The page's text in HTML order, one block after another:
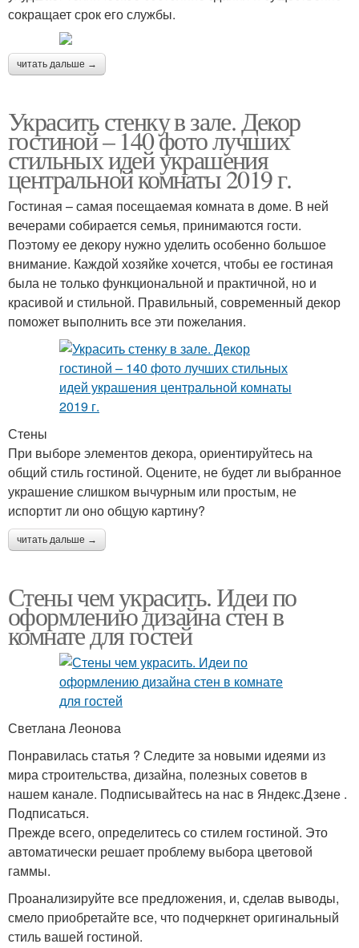
сокращает срок его службы.
читать дальше →
Украсить стенку в зале. Декор
гостиной – 140 фото лучших
стильных идей украшения
центральной комнаты 2019 г.
Гостиная – самая посещаемая комната в доме. В ней
вечерами собирается семья, принимаются гости.
Поэтому ее декору нужно уделить особенно большое
внимание. Каждой хозяйке хочется, чтобы ее гостиная
была не только функциональной и практичной, но и
красивой и стильной. Правильный, современный декор
поможет выполнить все эти пожелания.
Стены
При выборе элементов декора, ориентируйтесь на
общий стиль гостиной. Оцените, не будет ли выбранное
украшение слишком вычурным или простым, не
испортит ли оно общую картину?
читать дальше →
Стены чем украсить. Идеи по
оформлению дизайна стен в
комнате для гостей
Светлана Леонова
Понравилась статья ? Следите за новыми идеями из
мира строительства, дизайна, полезных советов в
нашем канале. Подписывайтесь на нас в Яндекс.Дзене .
Подписаться.
Прежде всего, определитесь со стилем гостиной. Это
автоматически решает проблему выбора цветовой
гаммы.
Проанализируйте все предложения, и, сделав выводы,
смело приобретайте все, что подчеркнет оригинальный
стиль вашей гостиной.